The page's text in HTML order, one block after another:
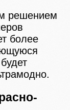
решением
более